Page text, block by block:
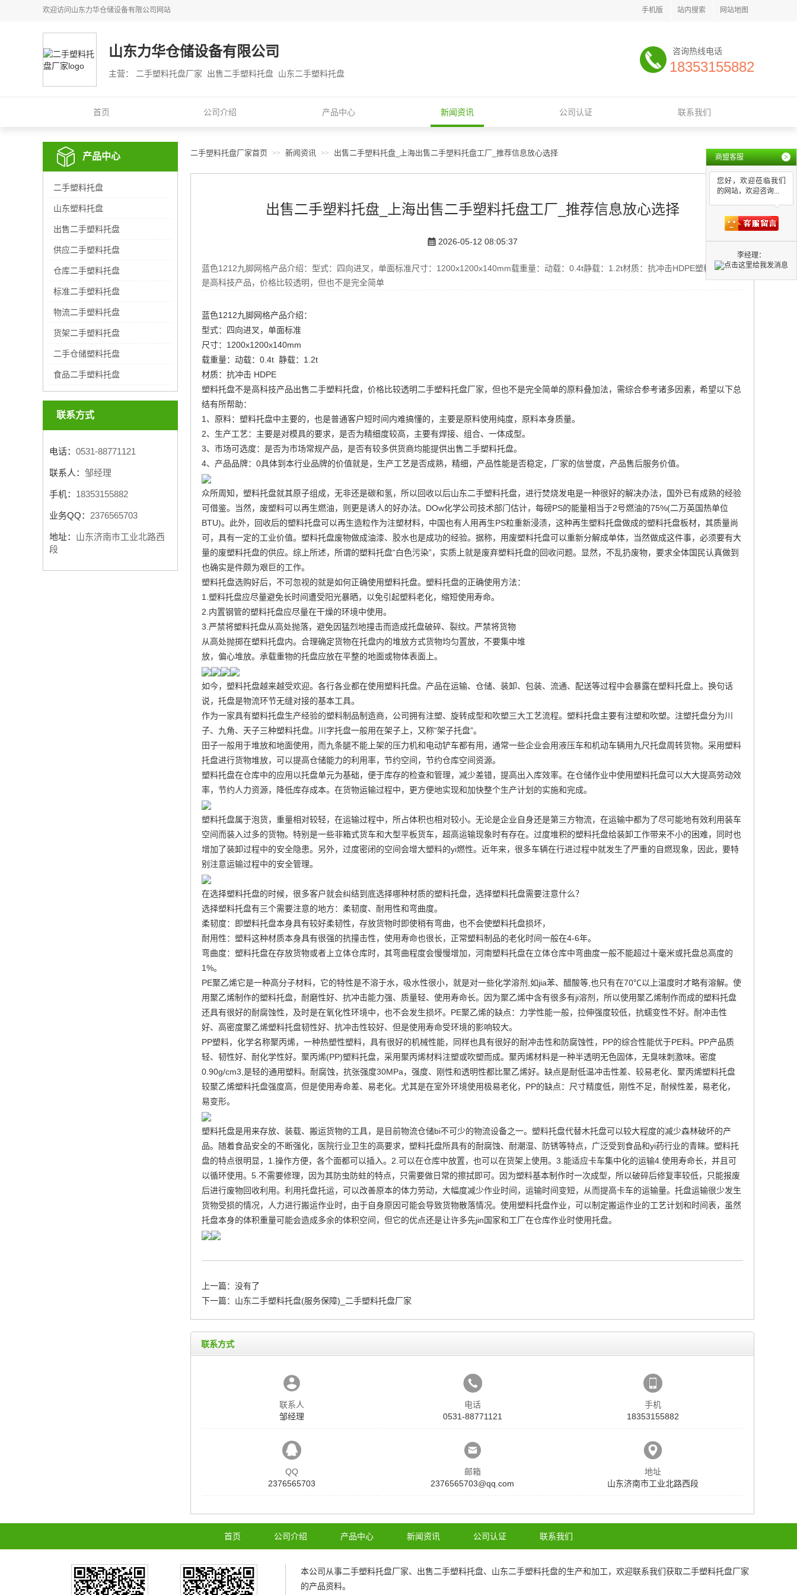
欢迎访问 山东力华仓储设备有限公司 网站 手机版 站内搜索 网站地图
山东力华仓储设备有限公司
主营： 二手塑料托盘厂家 出售二手塑料托盘 山东二手塑料托盘
咨询热线电话
18353155882
首页 公司介绍 产品中心 新闻资讯 公司认证 联系我们
产品中心
二手塑料托盘
山东塑料托盘
出售二手塑料托盘
供应二手塑料托盘
仓库二手塑料托盘
标准二手塑料托盘
物流二手塑料托盘
货架二手塑料托盘
二手仓储塑料托盘
食品二手塑料托盘
联系方式
电话： 0531-88771121
联系人： 邹经理
手机： 18353155882
业务QQ： 2376565703
地址： 山东济南市工业北路西
段
二手塑料托盘厂家首页 >> 新闻资讯 >> 出售二手塑料托盘_上海出售二手塑料托盘工厂_推荐信息放心选择
出售二手塑料托盘_上海出售二手塑料托盘工厂_推荐信息放心选择
2026-05-12 08:05:37
蓝色1212九脚网格产品介绍：型式：四向进叉，单面标准尺寸：1200x1200x140mm载重量：动载：0.4t静载：1.2t材质：抗冲击HDPE塑料托盘不
是高科技产品，价格比较透明，但也不是完全简单
蓝色1212九脚网格产品介绍：
型式：四向进叉，单面标准
尺寸：1200x1200x140mm
载重量：动载：0.4t 静载：1.2t
材质：抗冲击 HDPE
塑料托盘不是高科技产品出售二手塑料托盘，价格比较透明 二手塑料托盘厂家，但也不是完全简单的原料叠加法，需综合参考诸多因素，希望以下总
结有所帮助：
1、原料：塑料托盘中主要的，也是普通客户短时间内难搞懂的，主要是原料使用纯度，原料本身质量。
2、生产工艺：主要是对模具的要求，是否为精细度较高，主要有焊接、组合、一体成型。
3、市场可选度：是否为市场常规产品，是否有较多供货商均能提供出售二手塑料托盘。
4、产品品牌：0具体到本行业品牌的价值就是，生产工艺是否成熟，精细，产品性能是否稳定，厂家的信誉度，产品售后服务价值。
众所周知，塑料托盘就其原子组成，无非还是碳和氢，所以回收以后山东二手塑料托盘，进行焚烧发电是一种很好的解决办法，国外已有成熟的经验
可借鉴。当然，废塑料可以再生燃油，则更是诱人的好办法。DOw化学公司技术部门估计，每磅PS的能量相当于2号燃油的75%(二万英国热单位
BTU)。此外，回收后的塑料托盘可以再生造粒作为注塑材料，中国也有人用再生PS粒重新浸渍，这种再生塑料托盘做成的塑料托盘板材，其质量尚
可，具有一定的工业价值。塑料托盘废物做成油漆、胶水也是成功的经验。据称，用废塑料托盘可以重新分解成单体，当然做成这件事，必须要有大
量的废塑料托盘的供应。综上所述，所谓的塑料托盘“白色污染”，实质上就是废弃塑料托盘的回收问题。显然，不乱扔废物，要求全体国民认真做到
也确实是件颇为艰巨的工作。
塑料托盘选购好后，不可忽视的就是如何正确使用塑料托盘。塑料托盘的正确使用方法：
1.塑料托盘应尽量避免长时间遭受阳光暴晒，以免引起塑料老化，缩短使用寿命。
2.内置钢管的塑料托盘应尽量在干燥的环境中使用。
3.严禁将塑料托盘从高处抛落，避免因猛烈地撞击而造成托盘破碎、裂纹。严禁将货物
从高处抛掷在塑料托盘内。合理确定货物在托盘内的堆放方式货物均匀置放，不要集中堆
放，偏心堆放。承载重物的托盘应放在平整的地面或物体表面上。
如今，塑料托盘越来越受欢迎。各行各业都在使用塑料托盘。产品在运输、仓储、装卸、包装、流通、配送等过程中会暴露在塑料托盘上。换句话
说，托盘是物流环节无缝对接的基本工具。
作为一家具有塑料托盘生产经验的塑料制品制造商，公司拥有注塑、旋转成型和吹塑三大工艺流程。塑料托盘主要有注塑和吹塑。注塑托盘分为川
子、九角、天子三种塑料托盘。川字托盘一般用在架子上，又称“架子托盘”。
田子一般用于堆放和地面使用，而九条腿不能上架的压力机和电动铲车都有用，通常一些企业会用液压车和机动车辆用九尺托盘周转货物。采用塑料
托盘进行货物堆放，可以提高仓储能力的利用率，节约空间，节约仓库空间资源。
塑料托盘在仓库中的应用以托盘单元为基础，便于库存的检查和管理，减少差错，提高出入库效率。在仓储作业中使用塑料托盘可以大大提高劳动效
率，节约人力资源，降低库存成本。在货物运输过程中，更方便地实现和加快整个生产计划的实施和完成。
塑料托盘属于泡货，重量相对较轻，在运输过程中，所占体积也相对较小。无论是企业自身还是第三方物流，在运输中都为了尽可能地有效利用装车
空间而装入过多的货物。特别是一些非箱式货车和大型平板货车，超高运输现象时有存在。过度堆积的塑料托盘给装卸工作带来不小的困难，同时也
增加了装卸过程中的安全隐患。另外，过度密闭的空间会增大塑料的yi燃性。近年来，很多车辆在行进过程中就发生了严重的自燃现象，因此，要特
别注意运输过程中的安全管理。
在选择塑料托盘的时候，很多客户就会纠结到底选择哪种材质的塑料托盘，选择塑料托盘需要注意什么？
选择塑料托盘有三个需要注意的地方：柔韧度、耐用性和弯曲度。
柔韧度：即塑料托盘本身具有较好柔韧性，存放货物时即使稍有弯曲，也不会使塑料托盘损坏，
耐用性：塑料这种材质本身具有很强的抗撞击性，使用寿命也很长，正常塑料制品的老化时间一般在4-6年。
弯曲度：塑料托盘在存放货物或者上立体仓库时，其弯曲程度会慢慢增加，河南塑料托盘在立体仓库中弯曲度一般不能超过十毫米或托盘总高度的
1%。
PE聚乙烯它是一种高分子材料，它的特性是不溶于水，吸水性很小，就是对一些化学溶剂,如jia苯、醋酸等,也只有在70℃以上温度时才略有溶解。使
用聚乙烯制作的塑料托盘，耐磨性好、抗冲击能力强、质量轻、使用寿命长。因为聚乙烯中含有很多有ji溶剂，所以使用聚乙烯制作而成的塑料托盘
还具有很好的耐腐蚀性，及时是在氧化性环境中，也不会发生损坏。PE聚乙烯的缺点：力学性能一般，拉伸强度较低，抗蠕变性不好。耐冲击性
好、高密度聚乙烯塑料托盘韧性好、抗冲击性较好、但是使用寿命受环境的影响较大。
PP塑料，化学名称聚丙烯，一种热塑性塑料，具有很好的机械性能，同样也具有很好的耐冲击性和防腐蚀性，PP的综合性能优于PE料。PP产品质
轻、韧性好、耐化学性好。聚丙烯(PP)塑料托盘，采用聚丙烯材料注塑或吹塑而成。聚丙烯材料是一种半透明无色固体，无臭味刺激味。密度
0.90g/cm3,是轻的通用塑料。耐腐蚀，抗张强度30MPa，强度、刚性和透明性都比聚乙烯好。缺点是耐低温冲击性差、较易老化、聚丙烯塑料托盘
较聚乙烯塑料托盘强度高，但是使用寿命差、易老化。尤其是在室外环境使用极易老化，PP的缺点：尺寸精度低，刚性不足，耐候性差，易老化，
易变形。
塑料托盘是用来存放、装载、搬运货物的工具，是目前物流仓储bi不可少的物流设备之一。塑料托盘代替木托盘可以较大程度的减少森林破坏的产
品。随着食品安全的不断强化，医院行业卫生的高要求，塑料托盘所具有的耐腐蚀、耐潮湿、防锈等特点，广泛受到食品和yi药行业的青睐。塑料托
盘的特点很明显，1.操作方便，各个面都可以插入。2.可以在仓库中放置，也可以在货架上使用。3.能适应卡车集中化的运输4.使用寿命长，并且可
以循环使用。5.不需要修理，因为其防虫防蛀的特点，只需要做日常的擦拭即可。因为塑料基本制作时一次成型，所以破碎后修复率较低，只能报废
后进行废物回收利用。利用托盘托运，可以改善原本的体力劳动，大幅度减少作业时间，运输时间变短，从而提高卡车的运输量。托盘运输很少发生
货物受损的情况，人力进行搬运作业时，由于自身原因可能会导致货物散落情况。使用塑料托盘作业，可以制定搬运作业的工艺计划和时间表，虽然
托盘本身的体积重量可能会造成多余的体积空间，但它的优点还是让许多先jin国家和工厂在仓库作业时使用托盘。
上一篇：没有了
下一篇： 山东二手塑料托盘(服务保障)_二手塑料托盘厂家
联系方式
联系人
邹经理
电话
0531-88771121
手机
18353155882
QQ
2376565703
邮箱
2376565703@qq.com
地址
山东济南市工业北路西段
首页 公司介绍 产品中心 新闻资讯 公司认证 联系我们
本公司从事二手塑料托盘厂家、 出售二手塑料托盘、 山东二手塑料托盘的生产和加工，欢迎联系我们获取二手塑料托盘厂家
的产品资料。
商盟客服 >
您好，欢迎莅临我们
的网站，欢迎咨询...
李经理：